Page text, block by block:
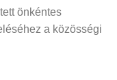
önkéntes
a közösségi